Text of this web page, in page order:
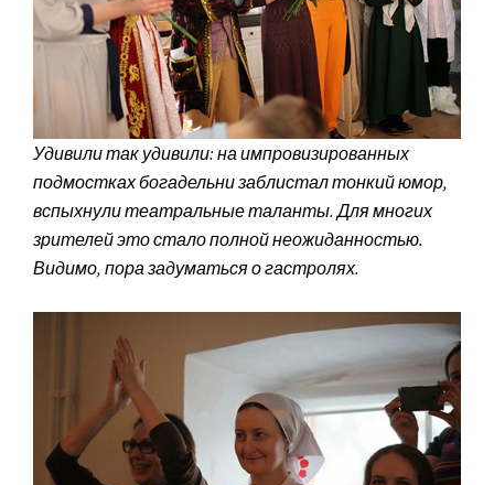
Удивили так удивили: на импровизированных
подмостках богадельни заблистал тонкий юмор,
вспыхнули театральные таланты. Для многих
зрителей это стало полной неожиданностью.
Видимо, пора задуматься о гастролях.